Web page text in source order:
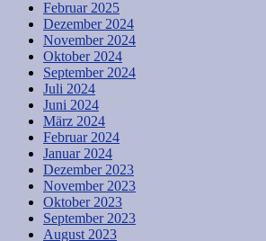
Februar 2025
Dezember 2024
November 2024
Oktober 2024
September 2024
Juli 2024
Juni 2024
März 2024
Februar 2024
Januar 2024
Dezember 2023
November 2023
Oktober 2023
September 2023
August 2023